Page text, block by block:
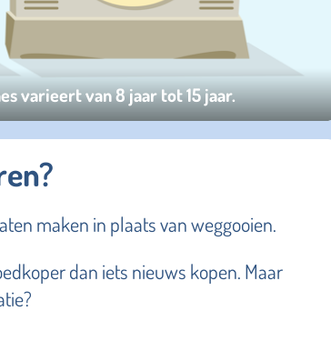
varieert van 8 jaar tot 15 jaar.
maken in plaats van weggooien.
dan iets nieuws kopen. Maar